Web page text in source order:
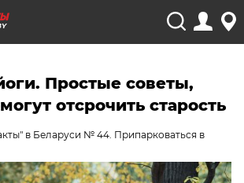
Простые советы,
отсрочить старость
в Беларуси № 44. Припарковаться в